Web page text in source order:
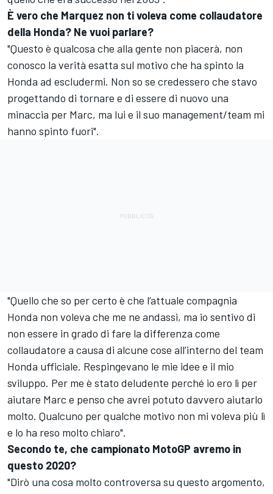
È vero che Marquez non ti voleva come collaudatore
della Honda? Ne vuoi parlare?
"Questo è qualcosa che alla gente non piacerà, non
conosco la verità esatta sul motivo che ha spinto la
Honda ad escludermi. Non so se credessero che stavo
progettando di tornare e di essere di nuovo una
minaccia per Marc, ma lui e il suo management/team mi
hanno spinto fuori".
"Quello che so per certo è che l’attuale compagnia
Honda non voleva che me ne andassi, ma io sentivo di
non essere in grado di fare la differenza come
collaudatore a causa di alcune cose all’interno del team
Honda ufficiale. Respingevano le mie idee e il mio
sviluppo. Per me è stato deludente perché io ero lì per
aiutare Marc e penso che avrei potuto davvero aiutarlo
molto. Qualcuno per qualche motivo non mi voleva più lì
e lo ha reso molto chiaro".
Secondo te, che campionato MotoGP avremo in
questo 2020?
"Dirò una cosa molto controversa su questo argomento,